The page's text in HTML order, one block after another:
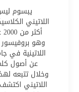
يبسوم
اللاتينية في
عن أصول
اللاتيني